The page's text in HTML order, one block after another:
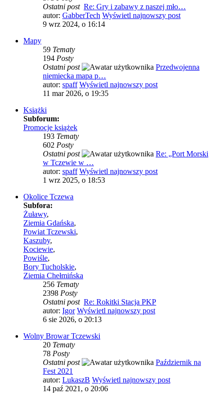
Ostatni post Re: Gry i zabawy z naszej mło…
autor: GabberTech Wyświetl najnowszy post
9 wrz 2024, o 16:14
Mapy
59 Tematy
194 Posty
Ostatni post
Przedwojenna
niemiecka mapa p…
autor: spaff Wyświetl najnowszy post
11 mar 2026, o 19:35
Książki
Subforum:
Promocje książek
193 Tematy
602 Posty
Ostatni post
Re: „Port Morski
w Tczewie w …
autor: spaff Wyświetl najnowszy post
1 wrz 2025, o 18:53
Okolice Tczewa
Subfora:
Żuławy,
Ziemia Gdańska,
Powiat Tczewski,
Kaszuby,
Kociewie,
Powiśle,
Bory Tucholskie,
Ziemia Chełmińska
256 Tematy
2398 Posty
Ostatni post Re: Rokitki Stacja PKP
autor: Igor Wyświetl najnowszy post
6 sie 2026, o 20:13
Wolny Browar Tczewski
20 Tematy
78 Posty
Ostatni post
Październik na
Fest 2021
autor: LukaszB Wyświetl najnowszy post
14 paź 2021, o 20:06